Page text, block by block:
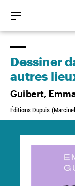
contenu
principal
Dessiner
autres
Guibert,
Éditions Dupuis
Panneau de gestion